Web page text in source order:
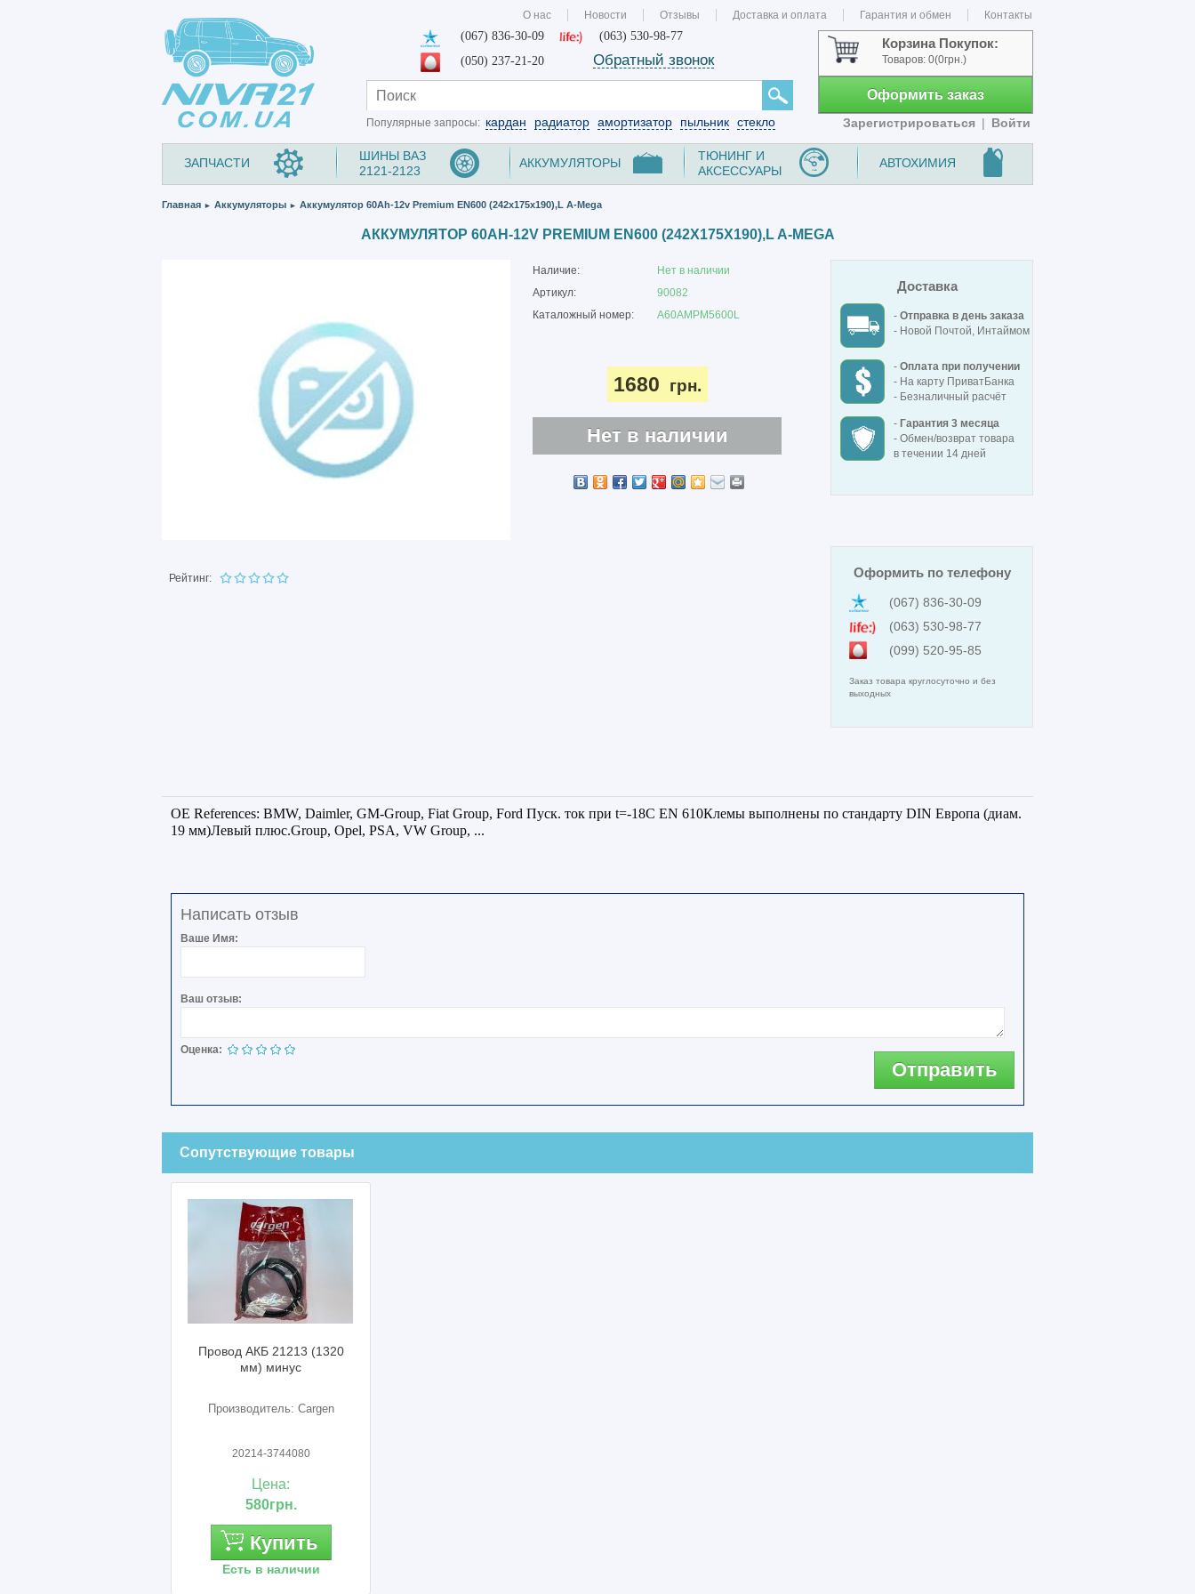
О нас Новости Отзывы Доставка и оплата Гарантия и обмен Контакты
(067) 836-30-09
(063) 530-98-77
(050) 237-21-20
Обратный звонок
Корзина Покупок:
Товаров: 0(0грн.)
Оформить заказ
Зарегистрироваться | Войти
Популярные запросы: кардан радиатор амортизатор пыльник стекло
ЗАПЧАСТИ
ШИНЫ ВАЗ
2121-2123
АККУМУЛЯТОРЫ
ТЮНИНГ И
АКСЕССУАРЫ
АВТОХИМИЯ
Главная ► Аккумуляторы ► Аккумулятор 60Ah-12v Premium EN600 (242x175x190),L A-Mega
АККУМУЛЯТОР 60AH-12V PREMIUM EN600 (242X175X190),L A-MEGA
Рейтинг:
Наличие:
Нет в наличии
Артикул:
90082
Каталожный номер:
A60AMPM5600L
1680 грн.
Нет в наличии
Доставка
- Отправка в день заказа
- Новой Почтой, Интаймом
- Оплата при получении
- На карту ПриватБанка
- Безналичный расчёт
- Гарантия 3 месяца
- Обмен/возврат товара
в течении 14 дней
Оформить по телефону
(067) 836-30-09
(063) 530-98-77
(099) 520-95-85
Заказ товара круглосуточно и без
выходных
OE References: BMW, Daimler, GM-Group, Fiat Group, Ford Пуск. ток при t=-18C EN 610Клемы выполнены по стандарту DIN Европа (диам.
19 мм)Левый плюс.Group, Opel, PSA, VW Group, ...
Написать отзыв
Ваше Имя:
Ваш отзыв:
Оценка:
Отправить
Сопутствующие товары
Провод АКБ 21213 (1320
мм) минус
Производитель: Cargen
20214-3744080
Цена:
580грн.
Купить
Есть в наличии